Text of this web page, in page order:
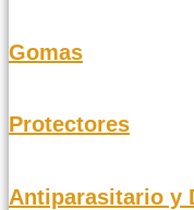
Gomas
Protectores
Antiparasitario y